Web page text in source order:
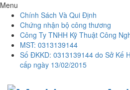
Menu
Chính Sách Và Qui Định
Chứng nhận bộ công thương
Công Ty TNHH Kỹ Thuật Công
MST: 0313139144
Số ĐKKD: 0313139144 do Sở Kế
cấp ngày 13/02/2015